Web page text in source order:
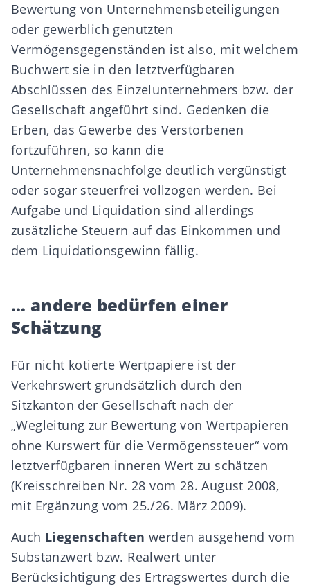
Bewertung von Unternehmensbeteiligungen
oder gewerblich genutzten
Vermögensgegenständen ist also, mit welchem
Buchwert sie in den letztverfügbaren
Abschlüssen des Einzelunternehmers bzw. der
Gesellschaft angeführt sind. Gedenken die
Erben, das Gewerbe des Verstorbenen
fortzuführen, so kann die
Unternehmensnachfolge deutlich vergünstigt
oder sogar steuerfrei vollzogen werden. Bei
Aufgabe und Liquidation sind allerdings
zusätzliche Steuern auf das Einkommen und
dem Liquidationsgewinn fällig.
… andere bedürfen einer
Schätzung
Für nicht kotierte Wertpapiere ist der
Verkehrswert grundsätzlich durch den
Sitzkanton der Gesellschaft nach der
„Wegleitung zur Bewertung von Wertpapieren
ohne Kurswert für die Vermögenssteuer“ vom
letztverfügbaren inneren Wert zu schätzen
(Kreisschreiben Nr. 28 vom 28. August 2008,
mit Ergänzung vom 25./26. März 2009).
Auch Liegenschaften werden ausgehend vom
Substanzwert bzw. Realwert unter
Berücksichtigung des Ertragswertes durch die